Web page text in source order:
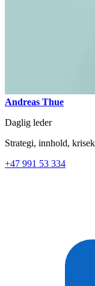
Andreas Thue
Daglig leder
Strategi, innhold,
+47 991 53 334